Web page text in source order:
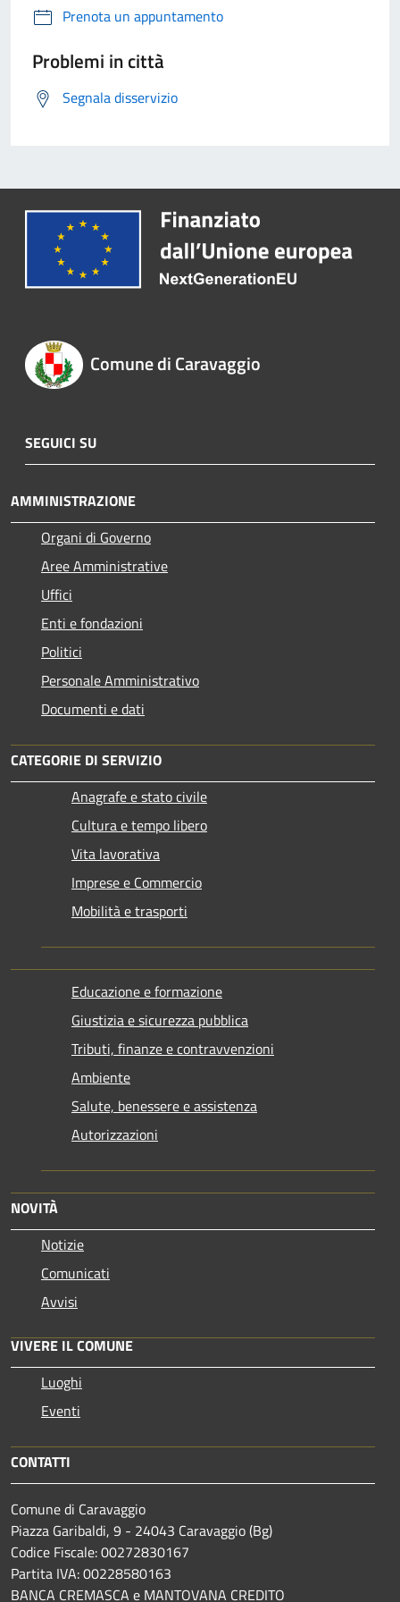
Prenota un appuntamento
Problemi in città
Segnala disservizio
Comune di Caravaggio
SEGUICI SU
AMMINISTRAZIONE
Organi di Governo
Aree Amministrative
Uffici
Enti e fondazioni
Politici
Personale Amministrativo
Documenti e dati
CATEGORIE DI SERVIZIO
Anagrafe e stato civile
Cultura e tempo libero
Vita lavorativa
Imprese e Commercio
Mobilità e trasporti
Educazione e formazione
Giustizia e sicurezza pubblica
Tributi, finanze e contravvenzioni
Ambiente
Salute, benessere e assistenza
Autorizzazioni
NOVITÀ
Notizie
Comunicati
Avvisi
VIVERE IL COMUNE
Luoghi
Eventi
CONTATTI
Comune di Caravaggio
Piazza Garibaldi, 9 - 24043 Caravaggio (Bg)
Codice Fiscale: 00272830167
Partita IVA: 00228580163
BANCA CREMASCA e MANTOVANA CREDITO